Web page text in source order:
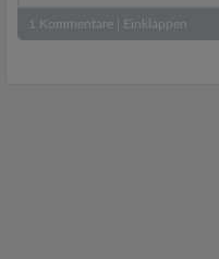
1 Kommentare Einklappen